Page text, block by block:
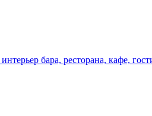
бара, ресторана, кафе,